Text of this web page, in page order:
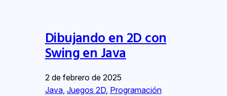
Dibujando en 2D con
Swing en Java
2 de febrero de 2025
Java, Juegos 2D, Programación